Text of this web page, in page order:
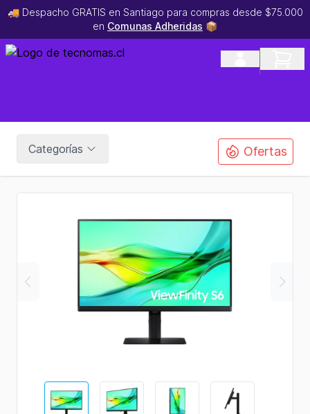
🚚 Despacho GRATIS en Santiago para compras desde $75.000
en Comunas Adheridas 📦
Categorías Ofertas